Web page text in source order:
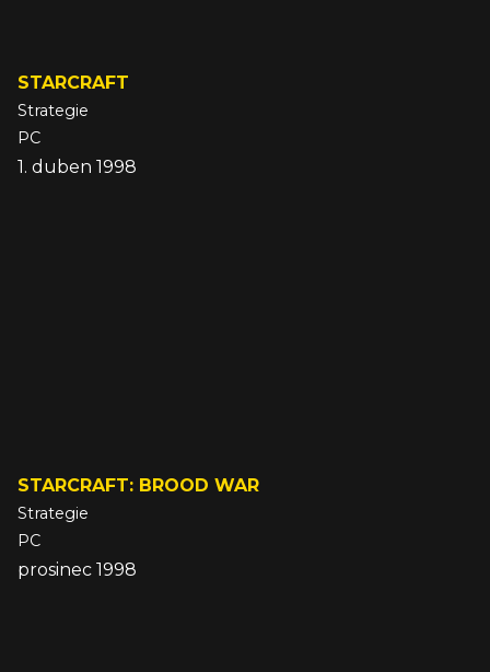
STARCRAFT
Strategie
PC
1. duben 1998
STARCRAFT: BROOD WAR
Strategie
PC
prosinec 1998